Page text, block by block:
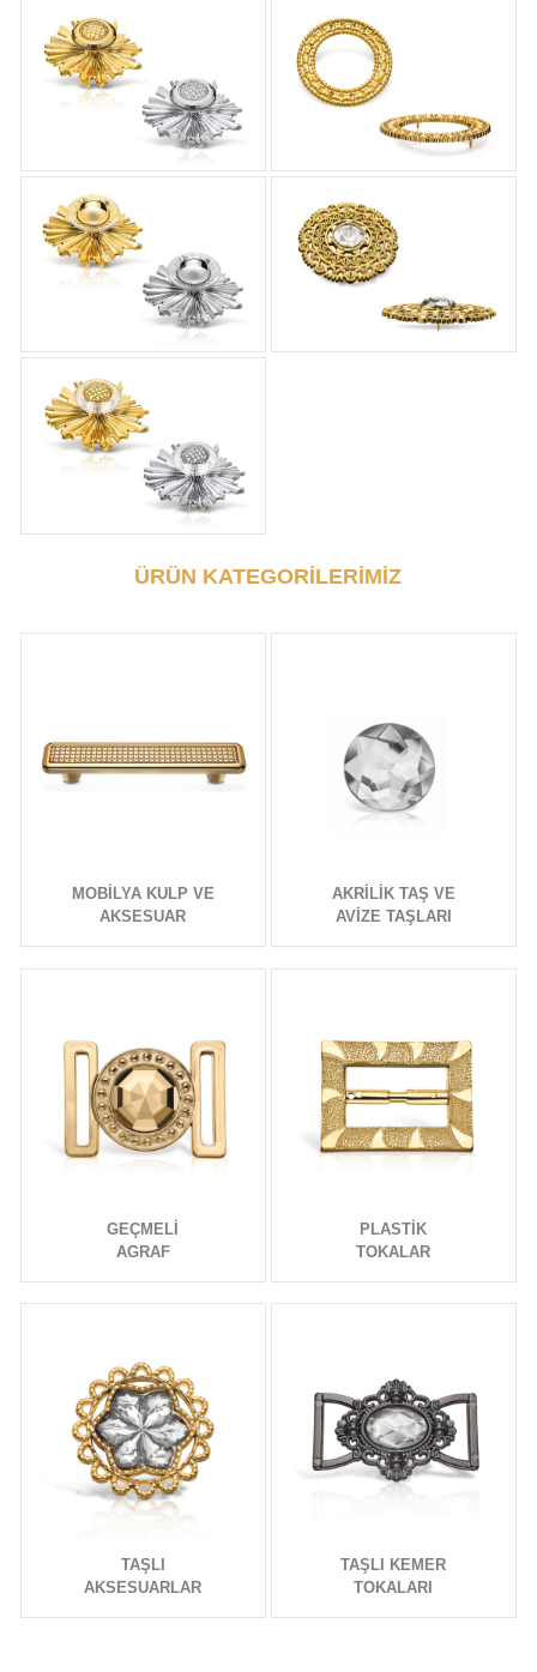
ÜRÜN KATEGORİLERİMİZ
MOBİLYA KULP VE
AKSESUAR
AKRİLİK TAŞ VE
AVİZE TAŞLARI
GEÇMELİ
AGRAF
PLASTİK
TOKALAR
TAŞLI
AKSESUARLAR
TAŞLI KEMER
TOKALARI